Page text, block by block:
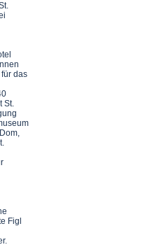
das
St.
Figl